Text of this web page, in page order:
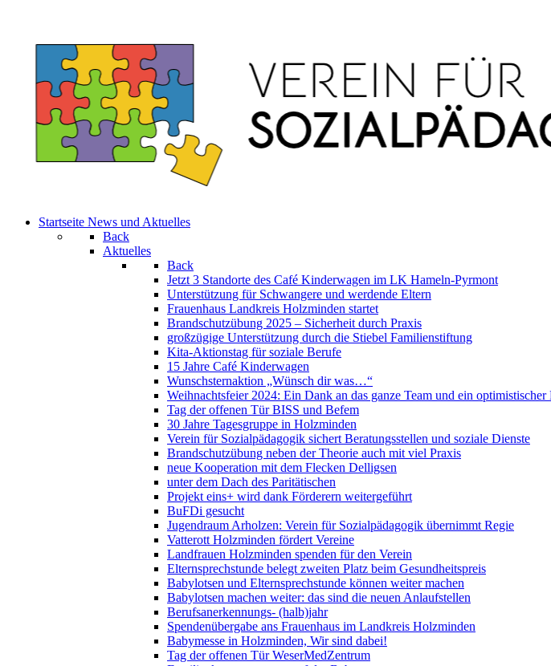
Startseite News und Aktuelles
Back
Aktuelles
Back
Jetzt 3 Standorte des Café Kinderwagen im LK Hameln-Pyrmont
Unterstützung für Schwangere und werdende Eltern
Frauenhaus Landkreis Holzminden startet
Brandschutzübung 2025 – Sicherheit durch Praxis
großzügige Unterstützung durch die Stiebel Familienstiftung
Kita-Aktionstag für soziale Berufe
15 Jahre Café Kinderwagen
Wunschsternaktion „Wünsch dir was…“
Weihnachtsfeier 2024: Ein Dank an das ganze Team und ein
Tag der offenen Tür BISS und Befem
30 Jahre Tagesgruppe in Holzminden
Verein für Sozialpädagogik sichert Beratungsstellen und soziale Dienste
Brandschutzübung neben der Theorie auch mit viel Praxis
neue Kooperation mit dem Flecken Delligsen
unter dem Dach des Paritätischen
Projekt eins+ wird dank Förderern weitergeführt
BuFDi gesucht
Jugendraum Arholzen: Verein für Sozialpädagogik übernimmt Regie
Vatterott Holzminden fördert Vereine
Landfrauen Holzminden spenden für den Verein
Elternsprechstunde belegt zweiten Platz beim Gesundheitspreis
Babylotsen und Elternsprechstunde können weiter machen
Babylotsen machen weiter: das sind die neuen Anlaufstellen
Berufsanerkennungs- (halb)jahr
Spendenübergabe ans Frauenhaus im Landkreis Holzminden
Babymesse in Holzminden, Wir sind dabei!
Tag der offenen Tür WeserMedZentrum